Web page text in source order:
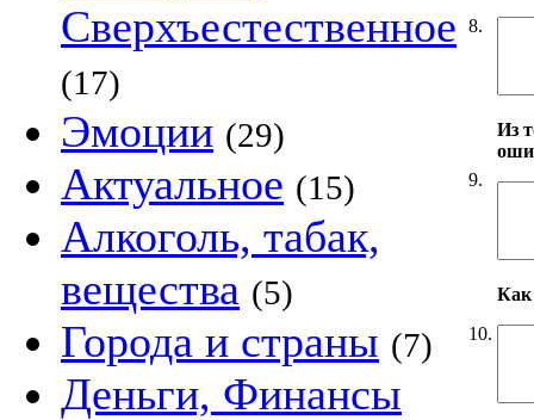
Сверхъестественное
(17)
Эмоции (29)
Актуальное (15)
Алкоголь, табак,
вещества (5)
Города и страны (7)
Деньги, Финансы
8.
9.
Из
10.
Как